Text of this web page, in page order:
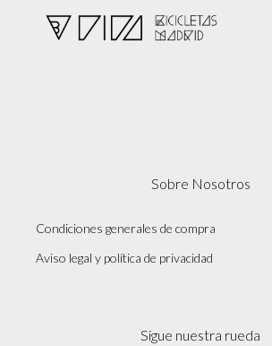
Sobre Nosotros
Condiciones generales de compra
Aviso legal y política de privacidad
Sigue nuestra rueda